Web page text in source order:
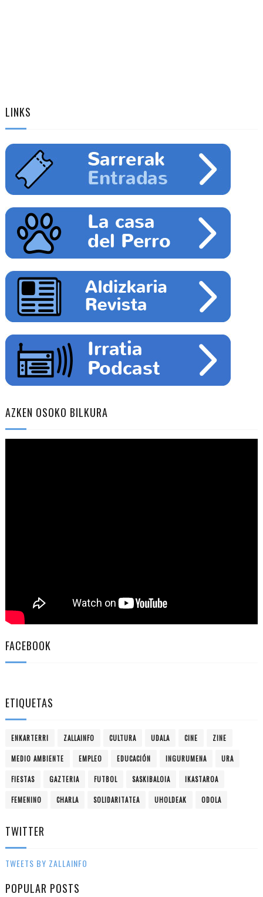
LINKS
AZKEN OSOKO BILKURA
FACEBOOK
ETIQUETAS
ENKARTERRI ZALLAINFO CULTURA UDALA CINE ZINE
MEDIO AMBIENTE EMPLEO EDUCACIÓN INGURUMENA URA
FIESTAS GAZTERIA FUTBOL SASKIBALOIA IKASTAROA
FEMENINO CHARLA SOLIDARITATEA UHOLDEAK ODOLA
TWITTER
TWEETS BY ZALLAINFO
POPULAR POSTS